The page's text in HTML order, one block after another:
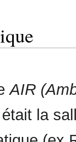
AIR
était la